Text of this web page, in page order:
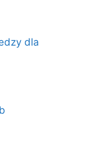
dla